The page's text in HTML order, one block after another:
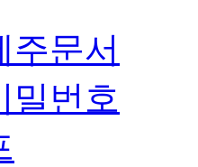
주문서
밀번호